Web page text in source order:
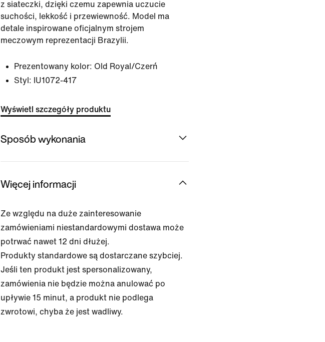
z siateczki, dzięki czemu zapewnia uczucie
suchości, lekkość i przewiewność. Model ma
detale inspirowane oficjalnym strojem
meczowym reprezentacji Brazylii.
Prezentowany kolor: Old Royal/Czerń
Styl: IU1072-417
Wyświetl szczegóły produktu
Sposób wykonania
Więcej informacji
Ze względu na duże zainteresowanie
zamówieniami niestandardowymi dostawa może
potrwać nawet 12 dni dłużej.
Produkty standardowe są dostarczane szybciej.
Jeśli ten produkt jest spersonalizowany,
zamówienia nie będzie można anulować po
upływie 15 minut, a produkt nie podlega
zwrotowi, chyba że jest wadliwy.